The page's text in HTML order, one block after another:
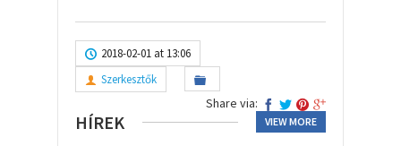
2018-02-01 at 13:06
Szerkesztők
Share via:
HÍREK VIEW MORE